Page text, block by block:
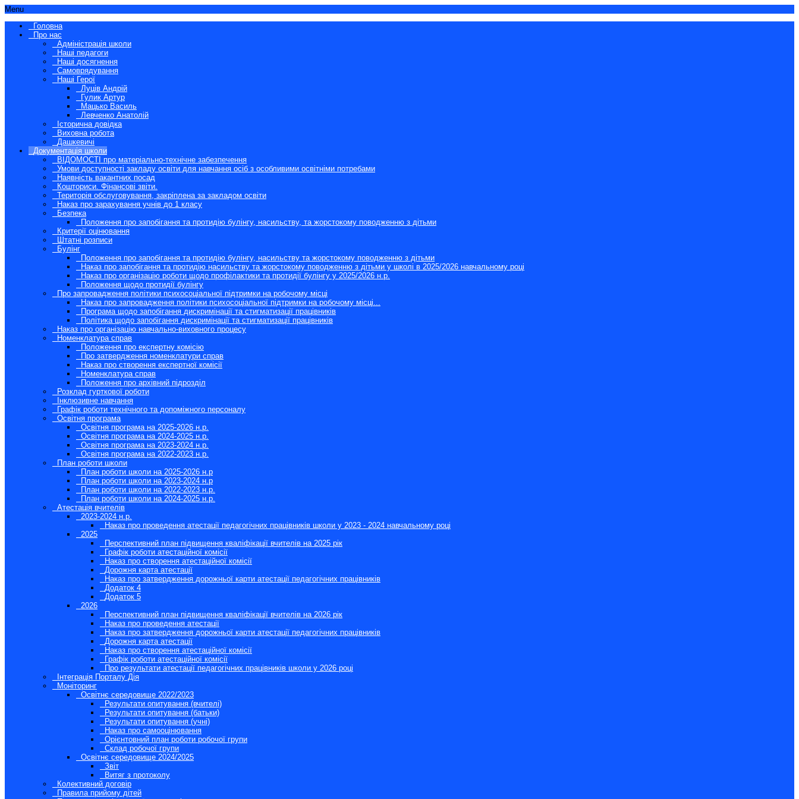
Menu
Головна
Про нас
Адміністрація школи
Наші педагоги
Наші досягнення
Самоврядування
Наші Герої
Луців Андрій
Гулик Артур
Мацько Василь
Левченко Анатолій
Історична довідка
Виховна робота
Дашкевичі
Документація школи
ВІДОМОСТІ про матеріально-технічне забезпечення
Умови доступності закладу освіти для навчання осіб з особливими освітніми потребами
Наявність вакантних посад
Кошториси. Фінансові звіти.
Територія обслуговування, закріплена за закладом освіти
Наказ про зарахування учнів до 1 класу
Безпека
Положення про запобігання та протидію булінгу, насильству, та жорстокому поводженню з дітьми
Критерії оцінювання
Штатні розписи
Булінг
Положення про запобігання та протидію булінгу, насильству та жорстокому поводженню з дітьми
Наказ про запобігання та протидію насильству та жорстокому поводженню з дітьми у школі в 2025/2026 навчальному році
Наказ про організацію роботи щодо профілактики та протидії булінгу у 2025/2026 н.р.
Положення щодо протидії булінгу
Про запровадження політики психосоціальної підтримки на робочому місці
Наказ про запровадження політики психосоціальної підтримки на робочому місці...
Програма щодо запобігання дискримінації та стигматизації працівників
Політика щодо запобігання дискримінації та стигматизації працівників
Наказ про організацію навчально-виховного процесу
Номенклатура справ
Положення про експертну комісію
Про затвердження номенклатури справ
Наказ про створення експертної комісії
Номенклатура справ
Положення про архівний підрозділ
Розклад гурткової роботи
Інклюзивне навчання
Графік роботи технічного та допоміжного персоналу
Освітня програма
Освітня програма на 2025-2026 н.р.
Освітня програма на 2024-2025 н.р.
Освітня програма на 2023-2024 н.р.
Освітня програма на 2022-2023 н.р.
План роботи школи
План роботи школи на 2025-2026 н.р
План роботи школи на 2023-2024 н.р
План роботи школи на 2022-2023 н.р.
План роботи школи на 2024-2025 н.р.
Атестація вчителів
2023-2024 н.р.
Наказ про проведення атестації педагогічних працівників школи у 2023 - 2024 навчальному році
2025
Перспективний план підвищення кваліфікації вчителів на 2025 рік
Графік роботи атестаційної комісії
Наказ про створення атестаційної комісії
Дорожня карта атестації
Наказ про затвердження дорожньої карти атестації педагогічних працівників
Додаток 4
Додаток 5
2026
Перспективний план підвищення кваліфікації вчителів на 2026 рік
Наказ про проведення атестації
Наказ про затвердження дорожньої карти атестації педагогічних працівників
Дорожня карта атестації
Наказ про створення атестаційної комісії
Графік роботи атестаційної комісії
Про результати атестації педагогічних працівників школи у 2026 році
Інтеграція Порталу Дія
Моніторинг
Освітнє середовище 2022/2023
Результати опитування (вчителі)
Результати опитування (батьки)
Результати опитування (учні)
Наказ про самооцінювання
Орієнтовний план роботи робочої групи
Склад робочої групи
Освітнє середовище 2024/2025
Звіт
Витяг з протоколу
Колективний договір
Правила прийому дітей